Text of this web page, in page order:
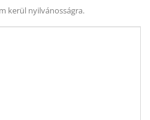
kerül nyilvánosságra.